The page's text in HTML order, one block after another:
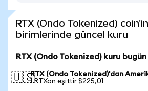
RTX (Ondo Tokenized)
birimlerinde güncel kuru
RTX (Ondo Tokenized) kuru
🇺🇸RTX (Ondo Tokenized)'dan
1 RTXon eşittir $225,01